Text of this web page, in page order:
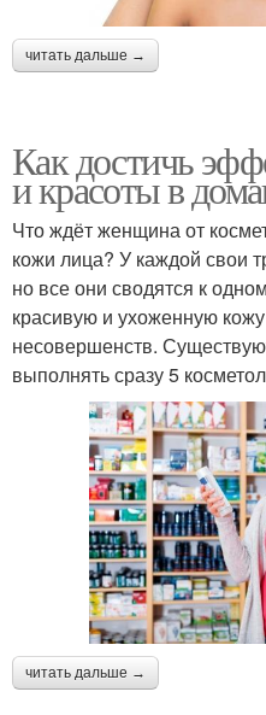
читать дальше →
Как достичь
и красоты в
Что ждёт женщина от
кожи лица? У каждой свои
но все они сводятся к
красивую и ухоженную
несовершенств.
выполнять сразу 5
читать дальше →